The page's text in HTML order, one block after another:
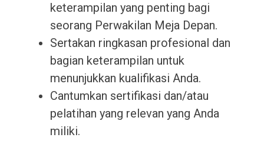
keterampilan yang penting bagi
seorang Perwakilan Meja Depan.
Sertakan ringkasan profesional dan
bagian keterampilan untuk
menunjukkan kualifikasi Anda.
Cantumkan sertifikasi dan/atau
pelatihan yang relevan yang Anda
miliki.